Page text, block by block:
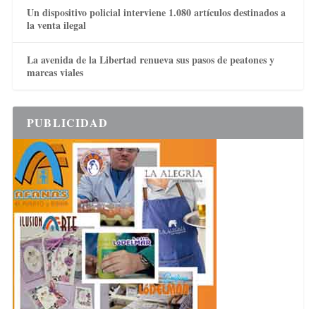
Un dispositivo policial interviene 1.080 artículos destinados a
la venta ilegal
La avenida de la Libertad renueva sus pasos de peatones y
marcas viales
PUBLICIDAD